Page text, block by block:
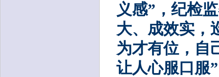
义感”，纪检
大、成效实，
为才有位，自
让人心服口服